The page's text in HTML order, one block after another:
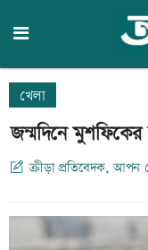
খেলা
জন্মদিনে
ক্রীড়া প্রতিবেদক, আপন